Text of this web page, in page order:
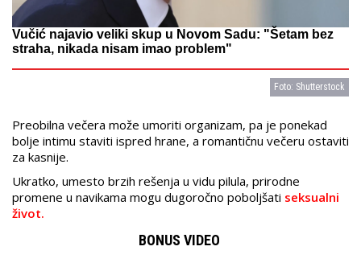
Foto: Shutterstock
Vučić najavio veliki skup u Novom Sadu: "Šetam bez
straha, nikada nisam imao problem"
Preobilna večera može umoriti organizam, pa je ponekad
bolje intimu staviti ispred hrane, a romantičnu večeru ostaviti
za kasnije.
Ukratko, umesto brzih rešenja u vidu pilula, prirodne
promene u navikama mogu dugoročno poboljšati seksualni
život.
BONUS VIDEO